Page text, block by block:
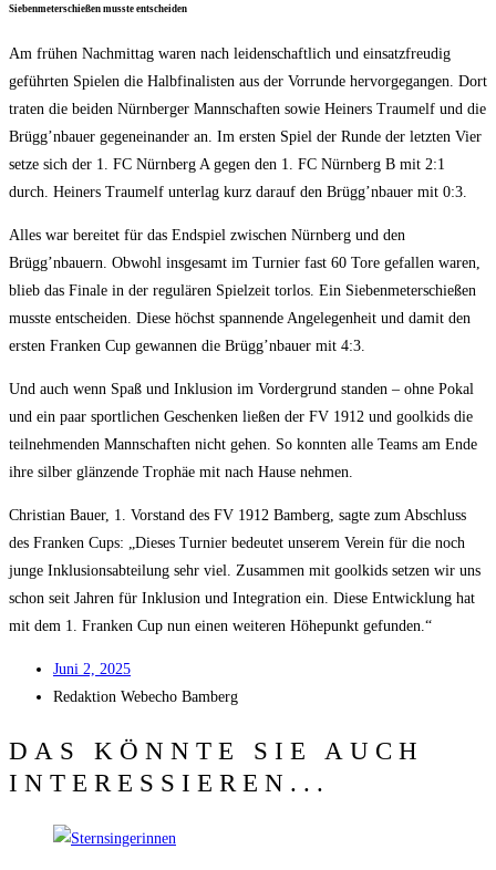
Sie­ben­me­ter­schie­ßen muss­te entscheiden
Am frü­hen Nach­mit­tag waren nach lei­den­schaft­lich und ein­satz­freu­dig
geführ­ten Spie­len die Halb­fi­na­lis­ten aus der Vor­run­de her­vor­ge­gan­gen. Dort
tra­ten die bei­den Nürn­ber­ger Mann­schaf­ten sowie Hein­ers Traum­elf und die
Brügg’nbauer gegen­ein­an­der an. Im ers­ten Spiel der Run­de der letz­ten Vier
set­ze sich der 1. FC Nürn­berg A gegen den 1. FC Nürn­berg B mit 2:1
durch. Hein­ers Traum­elf unter­lag kurz dar­auf den Brügg’nbauer mit 0:3.
Alles war berei­tet für das End­spiel zwi­schen Nürn­berg und den
Brügg’nbauern. Obwohl ins­ge­samt im Tur­nier fast 60 Tore gefal­len waren,
blieb das Fina­le in der regu­lä­ren Spiel­zeit tor­los. Ein Sie­ben­me­ter­schie­ßen
muss­te ent­schei­den. Die­se höchst span­nen­de Ange­le­gen­heit und damit den
ers­ten Fran­ken Cup gewan­nen die Brügg’nbauer mit 4:3.
Und auch wenn Spaß und Inklu­si­on im Vor­der­grund stan­den – ohne Pokal
und ein paar sport­li­chen Geschen­ken lie­ßen der FV 1912 und gool­kids die
teil­neh­men­den Mann­schaf­ten nicht gehen. So konn­ten alle Teams am Ende
ihre sil­ber glän­zen­de Tro­phäe mit nach Hau­se nehmen.
Chris­ti­an Bau­er, 1. Vor­stand des FV 1912 Bam­berg, sag­te zum Abschluss
des Fran­ken Cups: „Die­ses Tur­nier bedeu­tet unse­rem Ver­ein für die noch
jun­ge Inklu­si­ons­ab­tei­lung sehr viel. Zusam­men mit gool­kids set­zen wir uns
schon seit Jah­ren für Inklu­si­on und Inte­gra­ti­on ein. Die­se Ent­wick­lung hat
mit dem 1. Fran­ken Cup nun einen wei­te­ren Höhe­punkt gefunden.“
Juni 2, 2025
Redak­ti­on Web­echo Bamberg
DAS KÖNNTE SIE AUCH
INTERESSIEREN...